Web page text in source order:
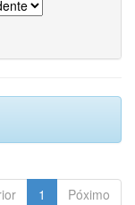
1 Póximo